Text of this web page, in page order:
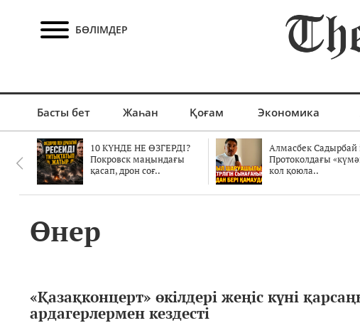
БӨЛІМДЕР
Басты бет Жаһан Қоғам Экономика
10 КҮНДЕ НЕ ӨЗГЕРДІ?
Покровск маңындағы
қасап, дрон соғ..
Алмасбек Садырбай
Протоколдағы
кол қоюла..
Өнер
«Қазақконцерт» өкілдері жеңіс күні
ардагерлермен кездесті